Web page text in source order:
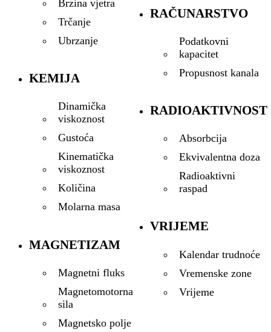
Brzina vjetra
Trčanje
Ubrzanje
KEMIJA
Dinamička
viskoznost
Gustoća
Kinematička
viskoznost
Količina
Molarna masa
MAGNETIZAM
Magnetni fluks
Magnetomotorna
sila
Magnetsko polje
RAČUNARSTVO
Podatkovni
kapacitet
Propusnost kanala
RADIOAKTIVNOST
Absorbcija
Ekvivalentna doza
Radioaktivni
raspad
VRIJEME
Kalendar trudnoće
Vremenske zone
Vrijeme